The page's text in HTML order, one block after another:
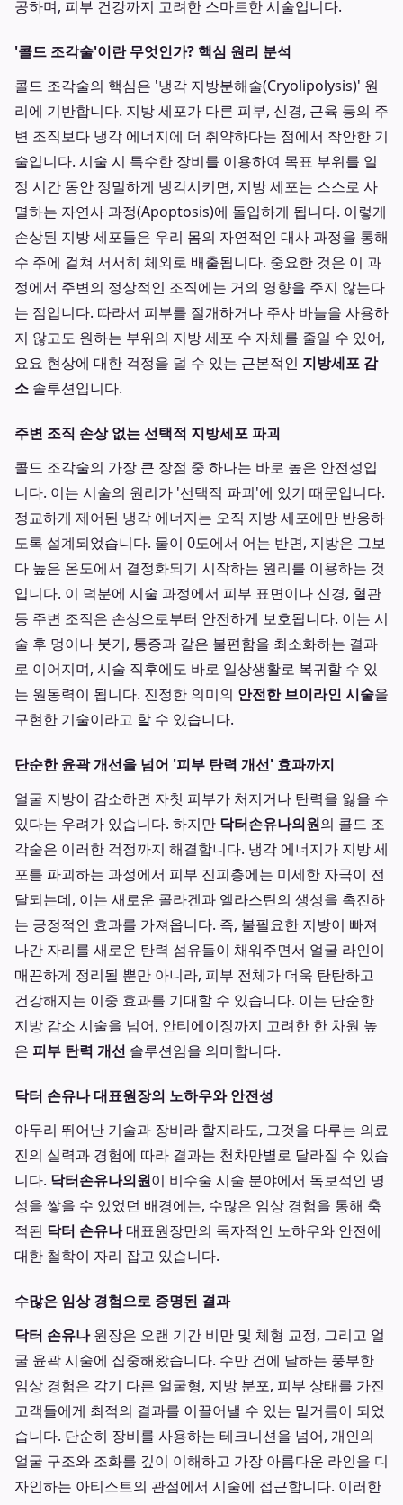
공하며, 피부 건강까지 고려한 스마트한 시술입니다.
'콜드 조각술'이란 무엇인가? 핵심 원리 분석
콜드 조각술의 핵심은 '냉각 지방분해술(Cryolipolysis)' 원
리에 기반합니다. 지방 세포가 다른 피부, 신경, 근육 등의 주
변 조직보다 냉각 에너지에 더 취약하다는 점에서 착안한 기
술입니다. 시술 시 특수한 장비를 이용하여 목표 부위를 일
정 시간 동안 정밀하게 냉각시키면, 지방 세포는 스스로 사
멸하는 자연사 과정(Apoptosis)에 돌입하게 됩니다. 이렇게
손상된 지방 세포들은 우리 몸의 자연적인 대사 과정을 통해
수 주에 걸쳐 서서히 체외로 배출됩니다. 중요한 것은 이 과
정에서 주변의 정상적인 조직에는 거의 영향을 주지 않는다
는 점입니다. 따라서 피부를 절개하거나 주사 바늘을 사용하
지 않고도 원하는 부위의 지방 세포 수 자체를 줄일 수 있어,
요요 현상에 대한 걱정을 덜 수 있는 근본적인 지방세포 감
소 솔루션입니다.
주변 조직 손상 없는 선택적 지방세포 파괴
콜드 조각술의 가장 큰 장점 중 하나는 바로 높은 안전성입
니다. 이는 시술의 원리가 '선택적 파괴'에 있기 때문입니다.
정교하게 제어된 냉각 에너지는 오직 지방 세포에만 반응하
도록 설계되었습니다. 물이 0도에서 어는 반면, 지방은 그보
다 높은 온도에서 결정화되기 시작하는 원리를 이용하는 것
입니다. 이 덕분에 시술 과정에서 피부 표면이나 신경, 혈관
등 주변 조직은 손상으로부터 안전하게 보호됩니다. 이는 시
술 후 멍이나 붓기, 통증과 같은 불편함을 최소화하는 결과
로 이어지며, 시술 직후에도 바로 일상생활로 복귀할 수 있
는 원동력이 됩니다. 진정한 의미의 안전한 브이라인 시술을
구현한 기술이라고 할 수 있습니다.
단순한 윤곽 개선을 넘어 '피부 탄력 개선' 효과까지
얼굴 지방이 감소하면 자칫 피부가 처지거나 탄력을 잃을 수
있다는 우려가 있습니다. 하지만 닥터손유나의원의 콜드 조
각술은 이러한 걱정까지 해결합니다. 냉각 에너지가 지방 세
포를 파괴하는 과정에서 피부 진피층에는 미세한 자극이 전
달되는데, 이는 새로운 콜라겐과 엘라스틴의 생성을 촉진하
는 긍정적인 효과를 가져옵니다. 즉, 불필요한 지방이 빠져
나간 자리를 새로운 탄력 섬유들이 채워주면서 얼굴 라인이
매끈하게 정리될 뿐만 아니라, 피부 전체가 더욱 탄탄하고
건강해지는 이중 효과를 기대할 수 있습니다. 이는 단순한
지방 감소 시술을 넘어, 안티에이징까지 고려한 한 차원 높
은 피부 탄력 개선 솔루션임을 의미합니다.
닥터 손유나 대표원장의 노하우와 안전성
아무리 뛰어난 기술과 장비라 할지라도, 그것을 다루는 의료
진의 실력과 경험에 따라 결과는 천차만별로 달라질 수 있습
니다. 닥터손유나의원이 비수술 시술 분야에서 독보적인 명
성을 쌓을 수 있었던 배경에는, 수많은 임상 경험을 통해 축
적된 닥터 손유나대표원장만의 독자적인 노하우와 안전에
대한 철학이 자리 잡고 있습니다.
수많은 임상 경험으로 증명된 결과
닥터 손유나원장은 오랜 기간 비만 및 체형 교정, 그리고 얼
굴 윤곽 시술에 집중해왔습니다. 수만 건에 달하는 풍부한
임상 경험은 각기 다른 얼굴형, 지방 분포, 피부 상태를 가진
고객들에게 최적의 결과를 이끌어낼 수 있는 밑거름이 되었
습니다. 단순히 장비를 사용하는 테크니션을 넘어, 개인의
얼굴 구조와 조화를 깊이 이해하고 가장 아름다운 라인을 디
자인하는 아티스트의 관점에서 시술에 접근합니다. 이러한